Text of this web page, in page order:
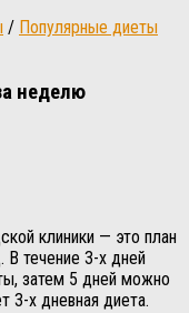
/ Популярные диеты
неделю
клиники — это план
В течение 3-х дней
затем 5 дней можно
3-х дневная диета.